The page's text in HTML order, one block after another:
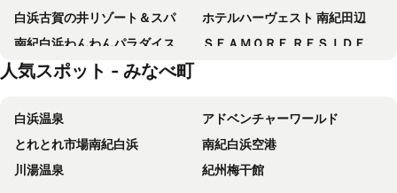
白浜古賀の井リゾート＆スパ
ホテルハーヴェスト 南紀田辺
南紀白浜わんわんパラダイス
ＳＥＡＭＯＲＥ ＲＥＳＩＤＥＮＣＥ（シーモア レジデンス）
Hotel Kii Tanabe
南紀白浜リゾートホテル（旧：朝日リゾートホテル白浜）
ホテル銀翠
フォレストイン御坊
グランパスSea
ルアンドン白浜
灯りや
人気スポット - みなべ町
白浜温泉
アドベンチャーワールド
とれとれ市場南紀白浜
南紀白浜空港
川湯温泉
紀州梅干館